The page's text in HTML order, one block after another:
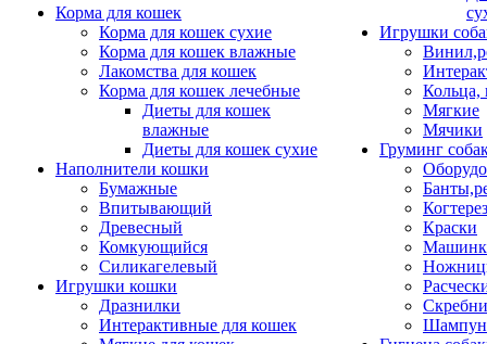
Корма для кошек
Корма для кошек сухие
Корма для кошек влажные
Лакомства для кошек
Корма для кошек лечебные
Диеты для кошек
влажные
Диеты для кошек сухие
Наполнители кошки
Бумажные
Впитывающий
Древесный
Комкующийся
Силикагелевый
Игрушки кошки
Дразнилки
Интерактивные для кошек
Игрушки
Кольца,
Мягкие
Мячики
Груминг
Краски